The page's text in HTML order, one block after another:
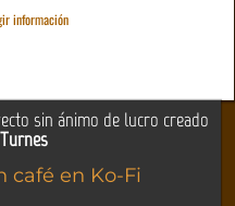
información
sin ánimo de lucro creado
café en Ko-Fi